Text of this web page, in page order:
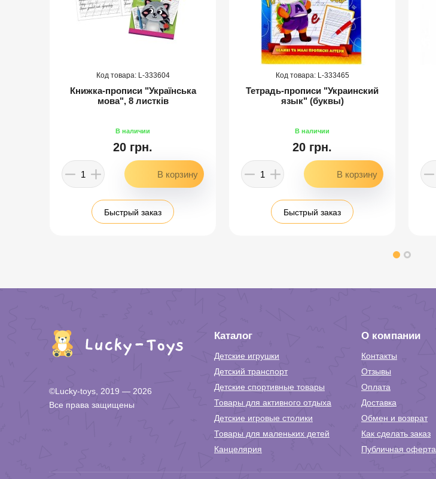
333604
Книжка-прописи "Українська
мова", 8 листків
20 грн.
Быстрый заказ
333465
Тетрадь-прописи "Украинский
язык" (буквы)
20 грн.
Быстрый заказ
©Lucky-toys, 2019 — 2026
Все права защищены
Каталог
Детские игрушки
Детский транспорт
Детские спортивные товары
Товары для активного отдыха
Детские игровые столики
Товары для маленьких детей
Канцелярия
О компании
Контакты
Отзывы
Оплата
Доставка
Обмен и возврат
Как сделать заказ
Публичная оферта